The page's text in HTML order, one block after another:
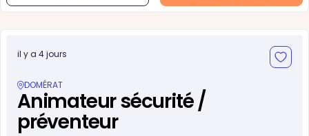
il y a 4 jours
DOMÉRAT
Animateur sécurité /
préventeur